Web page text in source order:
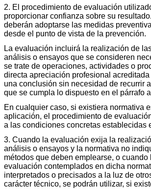
2. El procedimiento de evaluación
proporcionar confianza sobre su
deberán adoptarse las medidas
desde el punto de vista de la prevención.
La evaluación incluirá la realización de
análisis o ensayos que se consideren
se trate de operaciones, actividades o
directa apreciación profesional
una conclusión sin necesidad de recurrir
que se cumpla lo dispuesto en el párrafo
En cualquier caso, si existiera normativa
aplicación, el procedimiento de
a las condiciones concretas establecidas
3. Cuando la evaluación exija la
análisis o ensayos y la normativa no
métodos que deben emplearse, o cuando
evaluación contemplados en dicha
interpretados o precisados a la luz de
carácter técnico, se podrán utilizar, si